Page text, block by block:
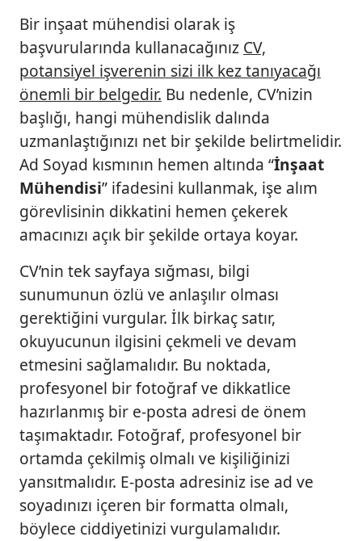
Bir inşaat mühendisi olarak iş
başvurularında kullanacağınız CV,
potansiyel işverenin sizi ilk kez tanıyacağı
önemli bir belgedir. Bu nedenle, CV’nizin
başlığı, hangi mühendislik dalında
uzmanlaştığınızı net bir şekilde belirtmelidir.
Ad Soyad kısmının hemen altında “İnşaat
Mühendisi” ifadesini kullanmak, işe alım
görevlisinin dikkatini hemen çekerek
amacınızı açık bir şekilde ortaya koyar.
CV’nin tek sayfaya sığması, bilgi
sunumunun özlü ve anlaşılır olması
gerektiğini vurgular. İlk birkaç satır,
okuyucunun ilgisini çekmeli ve devam
etmesini sağlamalıdır. Bu noktada,
profesyonel bir fotoğraf ve dikkatlice
hazırlanmış bir e-posta adresi de önem
taşımaktadır. Fotoğraf, profesyonel bir
ortamda çekilmiş olmalı ve kişiliğinizi
yansıtmalıdır. E-posta adresiniz ise ad ve
soyadınızı içeren bir formatta olmalı,
böylece ciddiyetinizi vurgulamalıdır.